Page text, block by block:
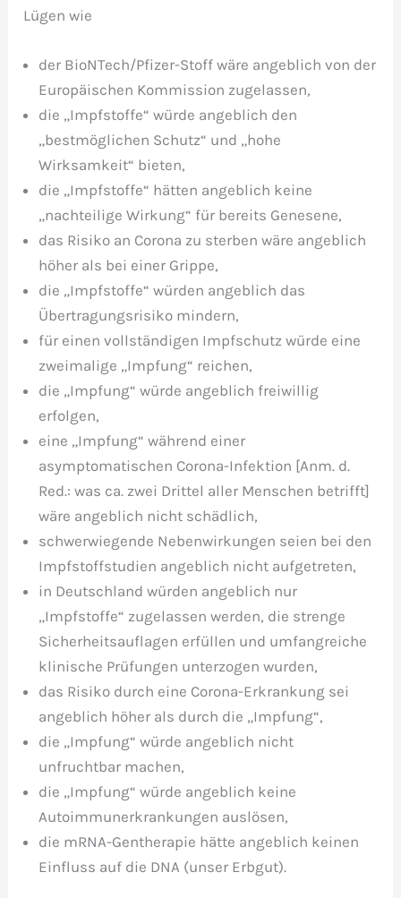
Lügen wie
der BioNTech/Pfizer-Stoff wäre angeblich von der
Europäischen Kommission zugelassen,
die „Impfstoffe“ würde angeblich den
„bestmöglichen Schutz“ und „hohe
Wirksamkeit“ bieten,
die „Impfstoffe“ hätten angeblich keine
„nachteilige Wirkung“ für bereits Genesene,
das Risiko an Corona zu sterben wäre angeblich
höher als bei einer Grippe,
die „Impfstoffe“ würden angeblich das
Übertragungsrisiko mindern,
für einen vollständigen Impfschutz würde eine
zweimalige „Impfung“ reichen,
die „Impfung“ würde angeblich freiwillig
erfolgen,
eine „Impfung“ während einer
asymptomatischen Corona-Infektion [Anm. d.
Red.: was ca. zwei Drittel aller Menschen betrifft]
wäre angeblich nicht schädlich,
schwerwiegende Nebenwirkungen seien bei den
Impfstoffstudien angeblich nicht aufgetreten,
in Deutschland würden angeblich nur
„Impfstoffe“ zugelassen werden, die strenge
Sicherheitsauflagen erfüllen und umfangreiche
klinische Prüfungen unterzogen wurden,
das Risiko durch eine Corona-Erkrankung sei
angeblich höher als durch die „Impfung“,
die „Impfung“ würde angeblich nicht
unfruchtbar machen,
die „Impfung“ würde angeblich keine
Autoimmunerkrankungen auslösen,
die mRNA-Gentherapie hätte angeblich keinen
Einfluss auf die DNA (unser Erbgut).